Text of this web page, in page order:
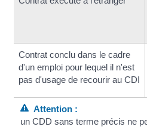
Contrat conclu dans le cadre
d'un emploi pour lequel il n'est
pas d'usage de recourir au CDI
Attention :
un CDD sans terme précis ne